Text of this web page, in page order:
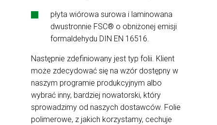
płyta wiórowa surowa i laminowana
dwustronnie FSC® o obniżonej emisji
formaldehydu DIN EN 16516.
Następnie zdefiniowany jest typ folii. Klient
może zdecydować się na wzór dostępny w
naszym programie produkcyjnym albo
wybrać inny, bardziej nowatorski, który
sprowadzimy od naszych dostawców. Folie
polimerowe, z jakich korzystamy, cechuje